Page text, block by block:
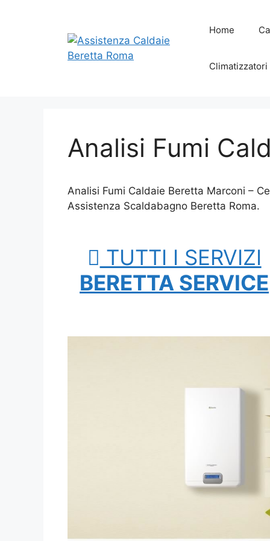
Home
Analisi Fumi
Analisi Fumi Caldaie Beretta Marconi –
Assistenza Scaldabagno Beretta Roma.
TUTTI I SERVIZI
BERETTA SERVICE